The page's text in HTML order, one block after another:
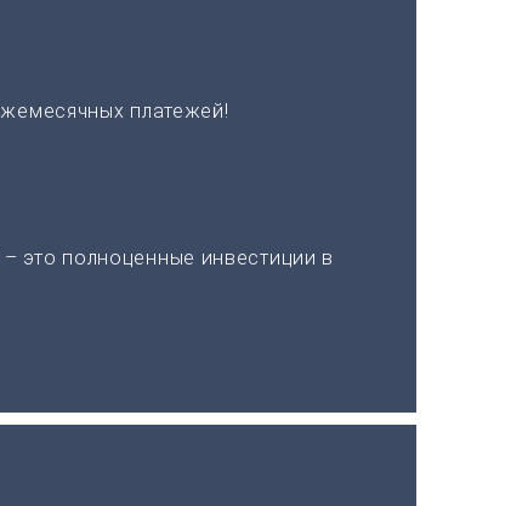
платежей!
это полноценные инвестиции в